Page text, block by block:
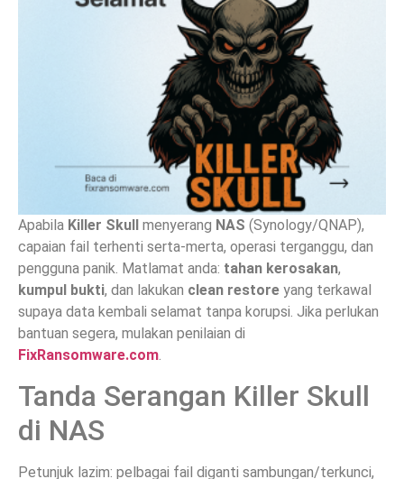
Apabila Killer Skull menyerang NAS (Synology/QNAP),
capaian fail terhenti serta-merta, operasi terganggu, dan
pengguna panik. Matlamat anda: tahan kerosakan,
kumpul bukti, dan lakukan clean restore yang terkawal
supaya data kembali selamat tanpa korupsi. Jika perlukan
bantuan segera, mulakan penilaian di
FixRansomware.com.
Tanda Serangan Killer Skull
di NAS
Petunjuk lazim: pelbagai fail diganti sambungan/terkunci,